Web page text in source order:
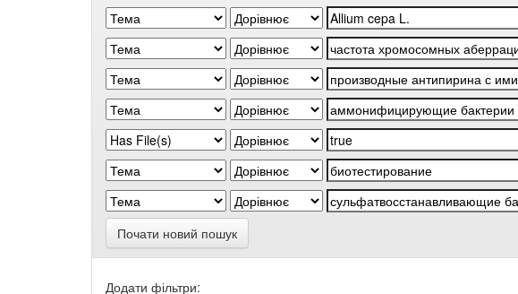
Почати новий пошук
Додати фільтри: